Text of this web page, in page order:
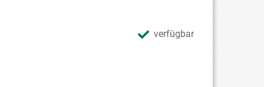
verfügbar